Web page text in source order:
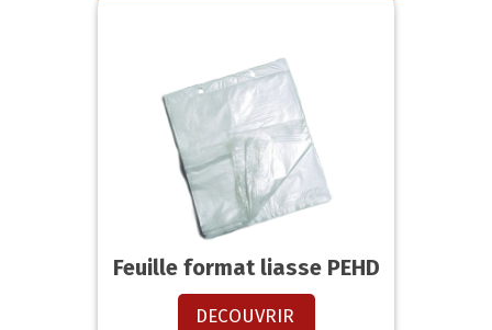
Feuille format liasse PEHD
DECOUVRIR